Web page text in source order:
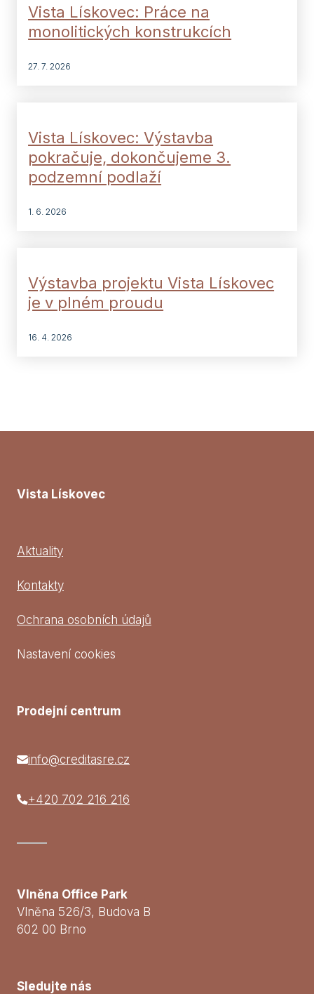
Vista Lískovec: Práce na
monolitických konstrukcích
27. 7. 2026
Vista Lískovec: Výstavba
pokračuje, dokončujeme 3.
podzemní podlaží
1. 6. 2026
Výstavba projektu Vista Lískovec
je v plném proudu
16. 4. 2026
Vista Lískovec
Aktuality
Kontakty
Ochrana osobních údajů
Nastavení cookies
Prodejní centrum
info@creditasre.cz
+420 702 216 216
Vlněna Office Park
Vlněna 526/3, Budova B
602 00 Brno
Sledujte nás